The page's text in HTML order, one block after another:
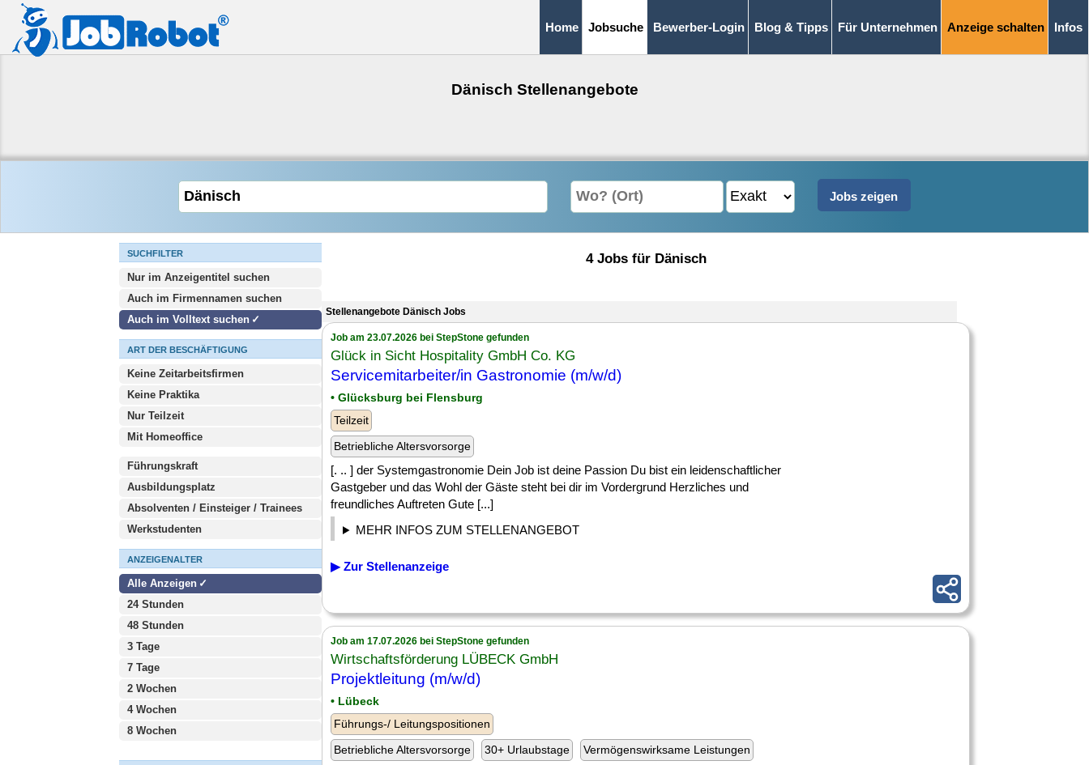
Home Jobsuche Bewerber-Login Blog & Tipps Für Unternehmen Anzeige schalten Infos
Dänisch Stellenangebote
SUCHFILTER
Nur im Anzeigentitel suchen
Auch im Firmennamen suchen
Auch im Volltext suchen
ART DER BESCHÄFTIGUNG
Keine Zeitarbeitsfirmen
Keine Praktika
Nur Teilzeit
Mit Homeoffice
Führungskraft
Ausbildungsplatz
Absolventen / Einsteiger / Trainees
Werkstudenten
ANZEIGENALTER
Alle Anzeigen
24 Stunden
48 Stunden
3 Tage
7 Tage
2 Wochen
4 Wochen
8 Wochen
4 Jobs für Dänisch
Stellenangebote Dänisch Jobs
Job am 23.07.2026 bei StepStone gefunden
Glück in Sicht Hospitality GmbH Co. KG
Servicemitarbeiter/in Gastronomie (m/w/d)
• Glücksburg bei Flensburg
Teilzeit
Betriebliche Altersvorsorge
[. .. ] der Systemgastronomie Dein Job ist deine Passion Du bist ein leidenschaftlicher
Gastgeber und das Wohl der Gäste steht bei dir im Vordergrund Herzliches und
freundliches Auftreten Gute [...]
MEHR INFOS ZUM STELLENANGEBOT
▶ Zur Stellenanzeige
Job am 17.07.2026 bei StepStone gefunden
Wirtschaftsförderung LÜBECK GmbH
Projektleitung (m/w/d)
• Lübeck
Führungs-/ Leitungspositionen
Betriebliche Altersvorsorge
30+ Urlaubstage Vermögenswirksame Leistungen